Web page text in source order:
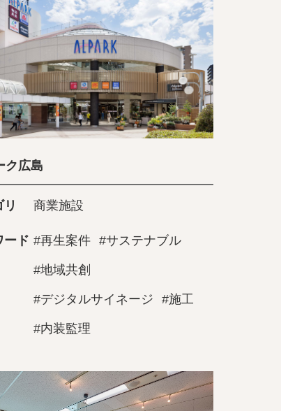
ク広島
リ 商業施設
ード #再生案件 #サステナブル
#地域共創
#デジタルサイネージ #施工
#内装監理